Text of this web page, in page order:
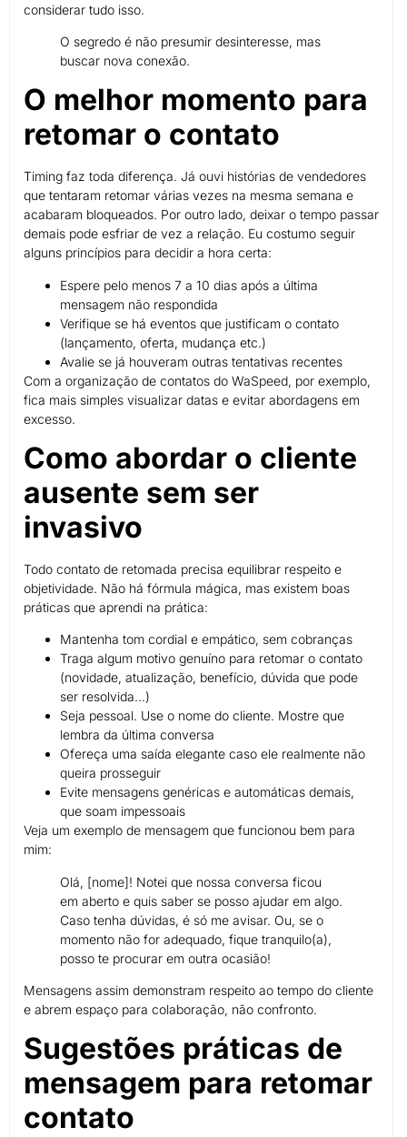
considerar tudo isso.
O segredo é não presumir desinteresse, mas
buscar nova conexão.
O melhor momento para
retomar o contato
Timing faz toda diferença. Já ouvi histórias de vendedores
que tentaram retomar várias vezes na mesma semana e
acabaram bloqueados. Por outro lado, deixar o tempo passar
demais pode esfriar de vez a relação. Eu costumo seguir
alguns princípios para decidir a hora certa:
Espere pelo menos 7 a 10 dias após a última
mensagem não respondida
Verifique se há eventos que justificam o contato
(lançamento, oferta, mudança etc.)
Avalie se já houveram outras tentativas recentes
Com a organização de contatos do WaSpeed, por exemplo,
fica mais simples visualizar datas e evitar abordagens em
excesso.
Como abordar o cliente
ausente sem ser
invasivo
Todo contato de retomada precisa equilibrar respeito e
objetividade. Não há fórmula mágica, mas existem boas
práticas que aprendi na prática:
Mantenha tom cordial e empático, sem cobranças
Traga algum motivo genuíno para retomar o contato
(novidade, atualização, benefício, dúvida que pode
ser resolvida…)
Seja pessoal. Use o nome do cliente. Mostre que
lembra da última conversa
Ofereça uma saída elegante caso ele realmente não
queira prosseguir
Evite mensagens genéricas e automáticas demais,
que soam impessoais
Veja um exemplo de mensagem que funcionou bem para
mim:
Olá, [nome]! Notei que nossa conversa ficou
em aberto e quis saber se posso ajudar em algo.
Caso tenha dúvidas, é só me avisar. Ou, se o
momento não for adequado, fique tranquilo(a),
posso te procurar em outra ocasião!
Mensagens assim demonstram respeito ao tempo do cliente
e abrem espaço para colaboração, não confronto.
Sugestões práticas de
mensagem para retomar
contato